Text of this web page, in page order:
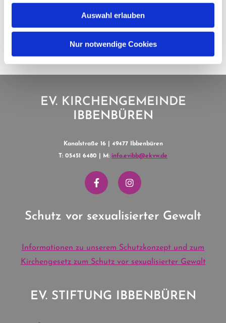
Auswahl erlauben
Nur notwendige Cookies
EV. KIRCHENGEMEINDE
IBBENBÜREN
Kanalstraße 16 | 49477 Ibbenbüren
T: 05451 6480 | M: info.evibb@ekvw.de
Schutz vor sexualisierter Gewalt
Informationen zu unserem Schutzkonzept und zum
Kirchengesetz zum Schutz vor sexualisierter Gewalt
EV. STIFTUNG IBBENBÜREN